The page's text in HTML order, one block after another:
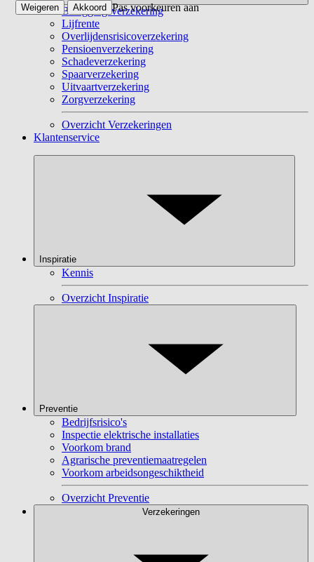
Beleggingsverzekering
Lijfrente
Overlijdensrisicoverzekering
Pensioenverzekering
Schadeverzekering
Spaarverzekering
Uitvaartverzekering
Zorgverzekering
Overzicht Verzekeringen
Klantenservice
Inspiratie
Kennis
Overzicht Inspiratie
Preventie
Bedrijfsrisico's
Inspectie elektrische installaties
Voorkom brand
Agrarische preventiemaatregelen
Voorkom arbeidsongeschiktheid
Overzicht Preventie
Verzekeringen
Pas voorkeuren aan
Weigeren Akkoord